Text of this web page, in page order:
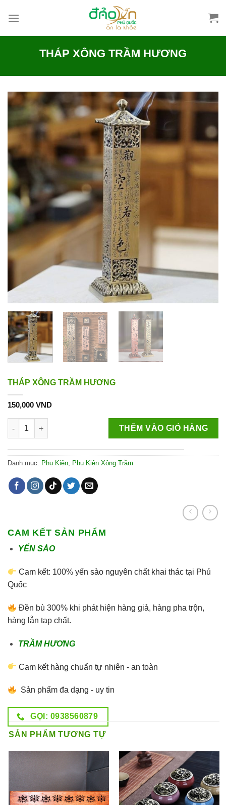
THÁP XÔNG TRẦM HƯƠNG
THÁP XÔNG TRẦM HƯƠNG
150,000 VND
THÁP XÔNG TRẦM HƯƠNG số lượng
THÊM VÀO GIỎ HÀNG
Danh mục: Phụ Kiện Phụ Kiện Xông Trầm
CAM KẾT SẢN PHẨM
YẾN SÀO
Cam kết: 100% yến sào nguyên chất khai thác tại Phú
Quốc
Đền bù 300% khi phát hiện hàng giả, hàng pha trộn,
hàng lẫn tạp chất.
TRẦM HƯƠNG
Cam kết hàng chuẩn tự nhiên - an toàn
Sản phẩm đa dạng - uy tin
GỌI: 0938560879
SẢN PHẨM TƯƠNG TỰ